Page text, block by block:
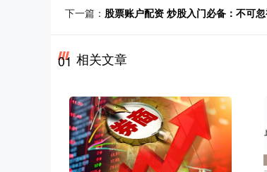
下一篇： 股票账户配资 炒股入门必备：不可
01 相关文章